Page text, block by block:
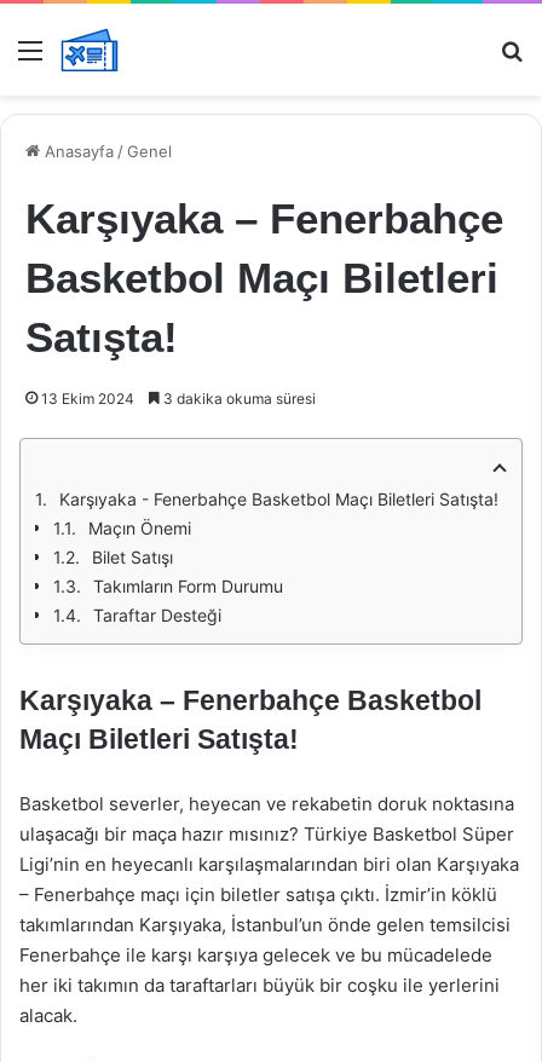
Menü
Anasayfa /Genel
Karşıyaka – Fenerbahçe
Basketbol Maçı Biletleri
Satışta!
13 Ekim 2024 3 dakika okuma süresi
Karşıyaka - Fenerbahçe Basketbol Maçı Biletleri Satışta!
Maçın Önemi
Bilet Satışı
Takımların Form Durumu
Taraftar Desteği
Karşıyaka – Fenerbahçe Basketbol
Maçı Biletleri Satışta!
Basketbol severler, heyecan ve rekabetin doruk noktasına
ulaşacağı bir maça hazır mısınız? Türkiye Basketbol Süper
Ligi’nin en heyecanlı karşılaşmalarından biri olan Karşıyaka
– Fenerbahçe maçı için biletler satışa çıktı. İzmir’in köklü
takımlarından Karşıyaka, İstanbul’un önde gelen temsilcisi
Fenerbahçe ile karşı karşıya gelecek ve bu mücadelede
her iki takımın da taraftarları büyük bir coşku ile yerlerini
alacak.